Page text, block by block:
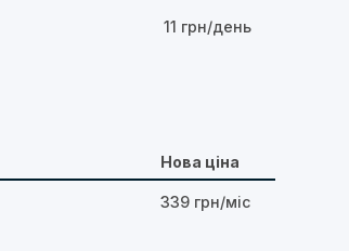
11 грн/день
Нова ціна
339 грн/міс